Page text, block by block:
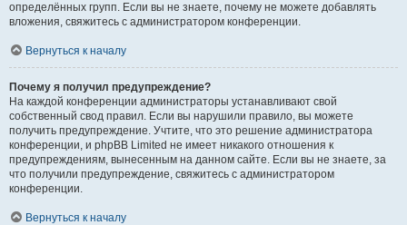
определённых групп. Если вы не знаете, почему не можете добавлять
вложения, свяжитесь с администратором конференции.
Вернуться к началу
Почему я получил предупреждение?
На каждой конференции администраторы устанавливают свой
собственный свод правил. Если вы нарушили правило, вы можете
получить предупреждение. Учтите, что это решение администратора
конференции, и phpBB Limited не имеет никакого отношения к
предупреждениям, вынесенным на данном сайте. Если вы не знаете, за
что получили предупреждение, свяжитесь с администратором
конференции.
Вернуться к началу